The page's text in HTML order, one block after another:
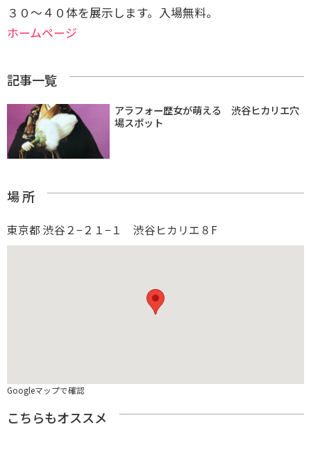
３０〜４０体を展示します。入場無料。
ホームページ
記事一覧
アラフォー歴女が萌える 渋谷ヒカリエ穴
場スポット
場 所
東京都 渋谷２−２１−１ 渋谷ヒカリエ８F
Googleマップで確認
こちらもオススメ